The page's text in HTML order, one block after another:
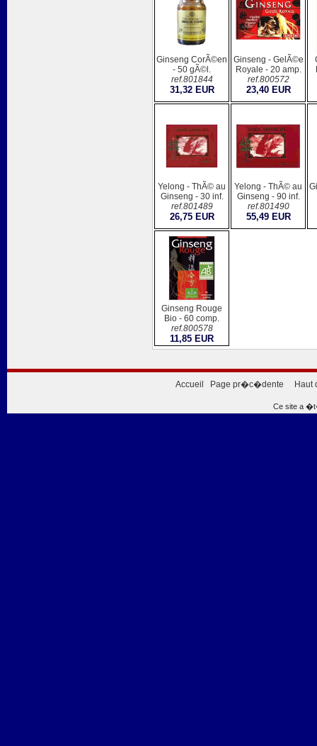
Ginseng CorÃ©en
- 50 gÃ©l.
ref.801844
31,32 EUR
Ginseng - GelÃ©e
Royale - 20 amp.
ref.800572
23,40 EUR
Yelong - ThÃ© au
Ginseng - 30 inf.
ref.801489
26,75 EUR
Yelong - ThÃ© au
Ginseng - 90 inf.
ref.801490
55,49 EUR
Ginseng Rouge
Bio - 60 comp.
ref.800578
11,85 EUR
Accueil Page pr�c�dente Haut
Ce site a